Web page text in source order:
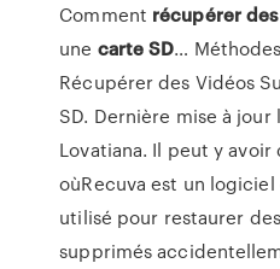
Comment récupérerdes
une carte SD…
Récupérer des Vidéos
SD. Dernière mise à jour
Lovatiana. Il peut y avoir
oùRecuva est un
utilisé pour restaurer
supprimés